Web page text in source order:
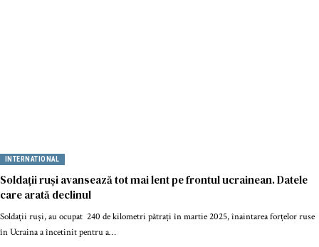
INTERNATIONAL
Soldații ruși avansează tot mai lent pe frontul ucrainean. Datele
care arată declinul
Soldații ruși, au ocupat 240 de kilometri pătrați în martie 2025, înaintarea forțelor ruse
în Ucraina a încetinit pentru a…